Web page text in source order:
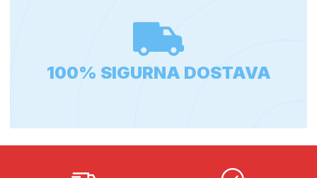
100% SIGURNA DOSTAVA